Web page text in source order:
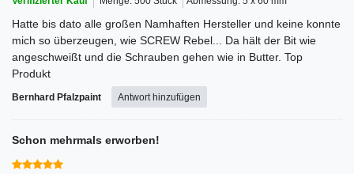
Hatte bis dato alle großen Namhaften Hersteller und keine konnte
mich so überzeugen, wie SCREW Rebel... Da hält der Bit wie
angeschweißt und die Schrauben gehen wie in Butter. Top
Produkt
Bernhard Pfalzpaint Antwort hinzufügen
Schon mehrmals erworben!